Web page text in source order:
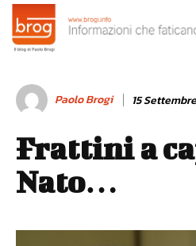
Paolo Brogi 15
Frattini a
Nato…